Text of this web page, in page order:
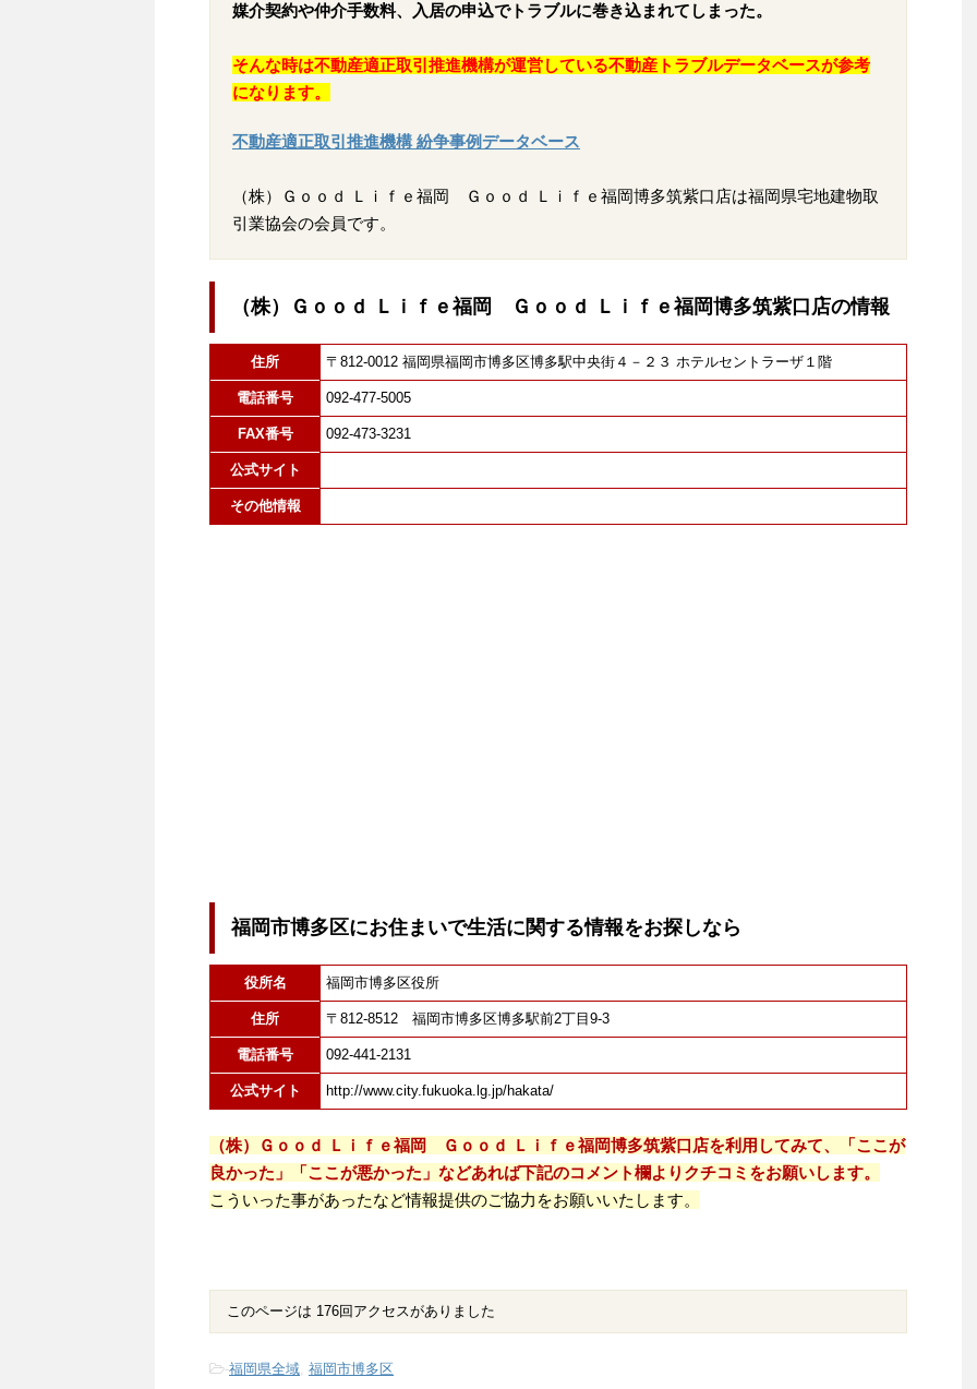
媒介契約や仲介手数料、入居の申込でトラブルに巻き込まれてしまった。
そんな時は不動産適正取引推進機構が運営している不動産トラブルデータベースが参考
になります。
不動産適正取引推進機構 紛争事例データベース
（株）Ｇｏｏｄ Ｌｉｆｅ福岡 Ｇｏｏｄ Ｌｉｆｅ福岡博多筑紫口店は福岡県宅地建物取
引業協会の会員です。
（株）Ｇｏｏｄ Ｌｉｆｅ福岡 Ｇｏｏｄ Ｌｉｆｅ福岡博多筑紫口店の情報
住所 〒812-0012 福岡県福岡市博多区博多駅中央街４－２３ ホテルセントラーザ１階
電話番号 092-477-5005
FAX番号 092-473-3231
公式サイト
その他情報
福岡市博多区にお住まいで生活に関する情報をお探しなら
役所名 福岡市博多区役所
住所 〒812-8512 福岡市博多区博多駅前2丁目9-3
電話番号 092-441-2131
公式サイト http://www.city.fukuoka.lg.jp/hakata/
（株）Ｇｏｏｄ Ｌｉｆｅ福岡 Ｇｏｏｄ Ｌｉｆｅ福岡博多筑紫口店を利用してみて、「ここが
良かった」「ここが悪かった」などあれば下記のコメント欄よりクチコミをお願いします。
こういった事があったなど情報提供のご協力をお願いいたします。
このページは 176回アクセスがありました
-福岡県全域, 福岡市博多区